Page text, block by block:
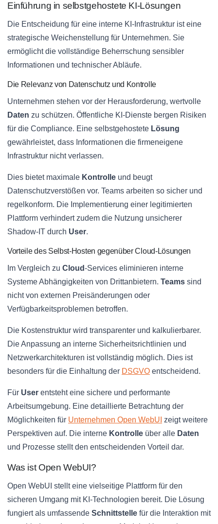
Einführung in selbstgehostete KI-Lösungen
Die Entscheidung für eine interne KI-Infrastruktur ist eine
strategische Weichenstellung für Unternehmen. Sie
ermöglicht die vollständige Beherrschung sensibler
Informationen und technischer Abläufe.
Die Relevanz von Datenschutz und Kontrolle
Unternehmen stehen vor der Herausforderung, wertvolle
Daten zu schützen. Öffentliche KI-Dienste bergen Risiken
für die Compliance. Eine selbstgehostete Lösung
gewährleistet, dass Informationen die firmeneigene
Infrastruktur nicht verlassen.
Dies bietet maximale Kontrolle und beugt
Datenschutzverstößen vor. Teams arbeiten so sicher und
regelkonform. Die Implementierung einer legitimierten
Plattform verhindert zudem die Nutzung unsicherer
Shadow-IT durch User.
Vorteile des Selbst-Hosten gegenüber Cloud-Lösungen
Im Vergleich zu Cloud-Services eliminieren interne
Systeme Abhängigkeiten von Drittanbietern. Teams sind
nicht von externen Preisänderungen oder
Verfügbarkeitsproblemen betroffen.
Die Kostenstruktur wird transparenter und kalkulierbarer.
Die Anpassung an interne Sicherheitsrichtlinien und
Netzwerkarchitekturen ist vollständig möglich. Dies ist
besonders für die Einhaltung der DSGVO entscheidend.
Für User entsteht eine sichere und performante
Arbeitsumgebung. Eine detaillierte Betrachtung der
Möglichkeiten für Unternehmen Open WebUI zeigt weitere
Perspektiven auf. Die interne Kontrolle über alle Daten
und Prozesse stellt den entscheidenden Vorteil dar.
Was ist Open WebUI?
Open WebUI stellt eine vielseitige Plattform für den
sicheren Umgang mit KI-Technologien bereit. Die Lösung
fungiert als umfassende Schnittstelle für die Interaktion mit